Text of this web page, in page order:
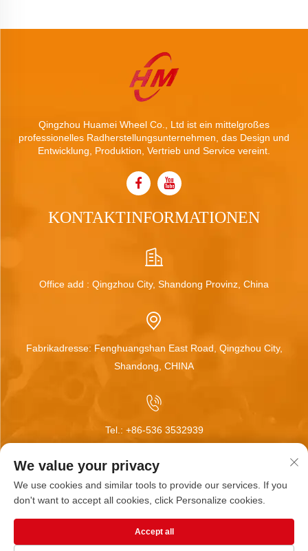
Qingzhou Huamei Wheel Co., Ltd ist ein mittelgroßes
professionelles Radherstellungsunternehmen, das Design und
Entwicklung, Produktion, Vertrieb und Service vereint.
KONTAKTINFORMATIONEN
Office add : Qingzhou City, Shandong Provinz, China
Fabrikadresse: Fenghuangshan East Road, Qingzhou City,
Shandong, CHINA
Tel.: +86-536 3532939
[email protected]
Copyright © Qingzhou Huamei Wheel Co.,Ltd Alle Rechte
We value your privacy
We use cookies and similar tools to provide our services. If you
don't want to accept all cookies, click Personalize cookies.
Accept all